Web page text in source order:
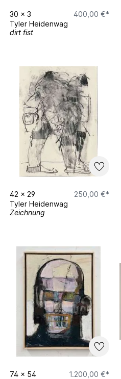
30 x 3
400,00 €*
Tyler Heidenwag
dirt fist
42 x 29
250,00 €*
Tyler Heidenwag
Zeichnung
74 x 54
1.200,00 €*